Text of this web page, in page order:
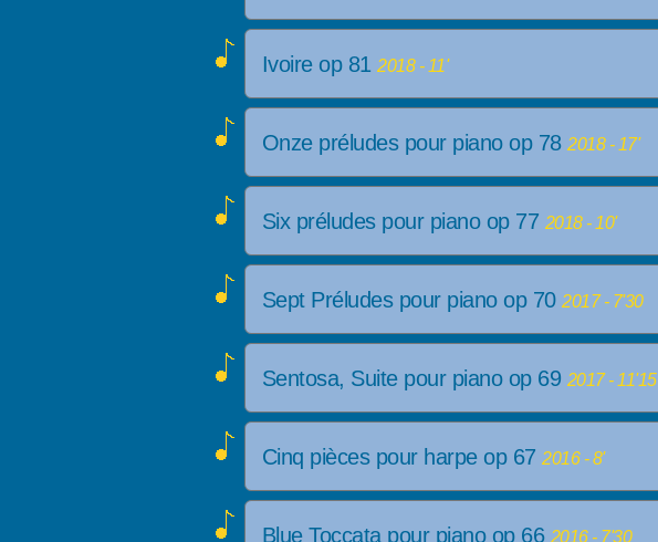
Ivoire op 812018 - 11'
Onze préludes pour piano op 782018 - 17'
Six préludes pour piano op 77 2018 - 10'
Sept Préludes pour piano op 702017 - 7'30
Sentosa, Suite pour piano op 69 2017 - 11'15
Cinq pièces pour harpe op 672016 - 8'
Blue Toccata pour piano op 66 2016 - 7'30